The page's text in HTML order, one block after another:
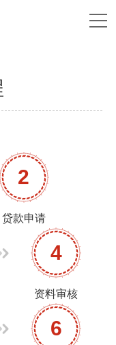
2
贷款申请
4
资料审核
6